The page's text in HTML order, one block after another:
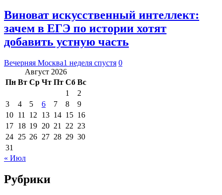
Виноват искусственный интеллект:
зачем в ЕГЭ по истории хотят
добавить устную часть
Вечерняя Москва1 неделя спустя 0
Август 2026
Пн Вт Ср Чт Пт Сб Вс
1
2
3
4 5 6 7 8
9
10 11 12 13 14 15 16
17 18 19 20 21 22 23
24 25 26 27 28 29 30
31
« Июл
Рубрики